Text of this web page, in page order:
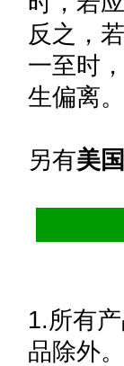
反之，
一至时
生偏离
另有美
1.所有
品除外。